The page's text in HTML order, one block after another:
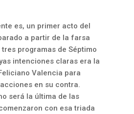
es, un primer acto del
a partir de la farsa
programas de Séptimo
intenciones claras era la
Valencia para
en su contra.
será la última de las
con esa triada